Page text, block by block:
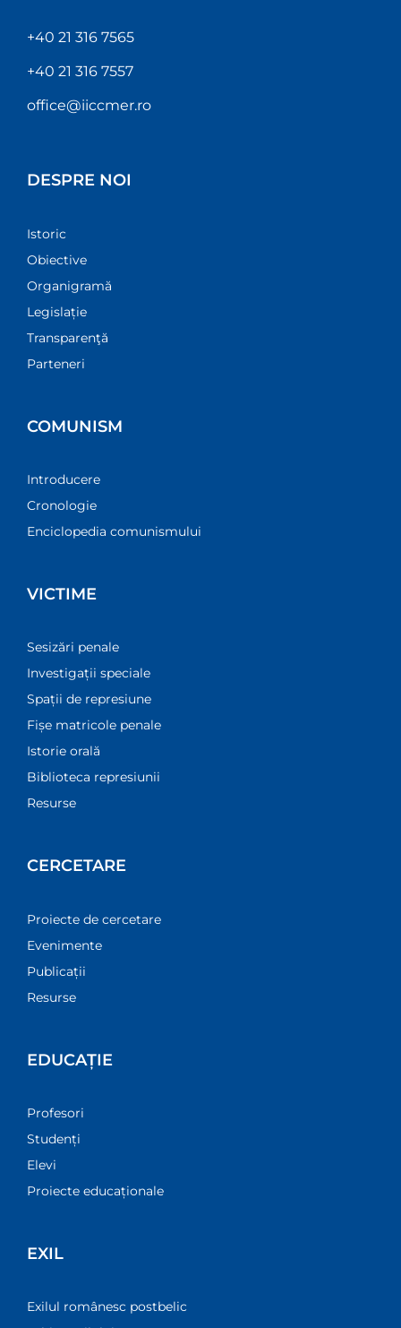
+40 21 316 7565
+40 21 316 7557
office@iiccmer.ro
DESPRE NOI
Istoric
Obiective
Organigramă
Legislație
Transparenţă
Parteneri
COMUNISM
Introducere
Cronologie
Enciclopedia comunismului
VICTIME
Sesizări penale
Investigații speciale
Spații de represiune
Fișe matricole penale
Istorie orală
Biblioteca represiunii
Resurse
CERCETARE
Proiecte de cercetare
Evenimente
Publicații
Resurse
EDUCAȚIE
Profesori
Studenți
Elevi
Proiecte educaționale
EXIL
Exilul românesc postbelic